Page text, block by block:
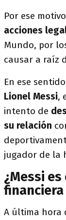
Por ese
acciones
Mundo, por
causar a raíz
En ese
Lionel Messi,
intento de
su relación
jugador de la
¿Messi
A última hora